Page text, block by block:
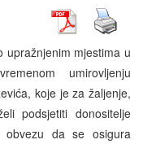
upražnjenim mjestima u
umirovljenju
koje je za žaljenje,
podsjetiti donositelje
da se osigura